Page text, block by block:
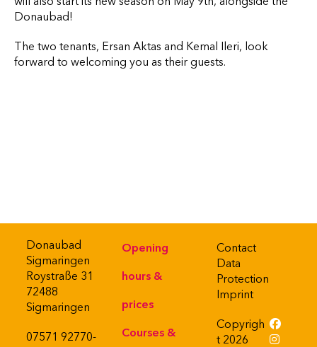
Donaubad!
The two tenants, Ersan Aktas and Kemal Ileri, look
forward to welcoming you as their guests.
Donaubad
Sigmaringen
Roystraße 31
72488
Sigmaringen
07571 92770-
Opening
hours &
prices
Courses &
Contact
Data
Protection
Imprint
Copyrigh
t 2026